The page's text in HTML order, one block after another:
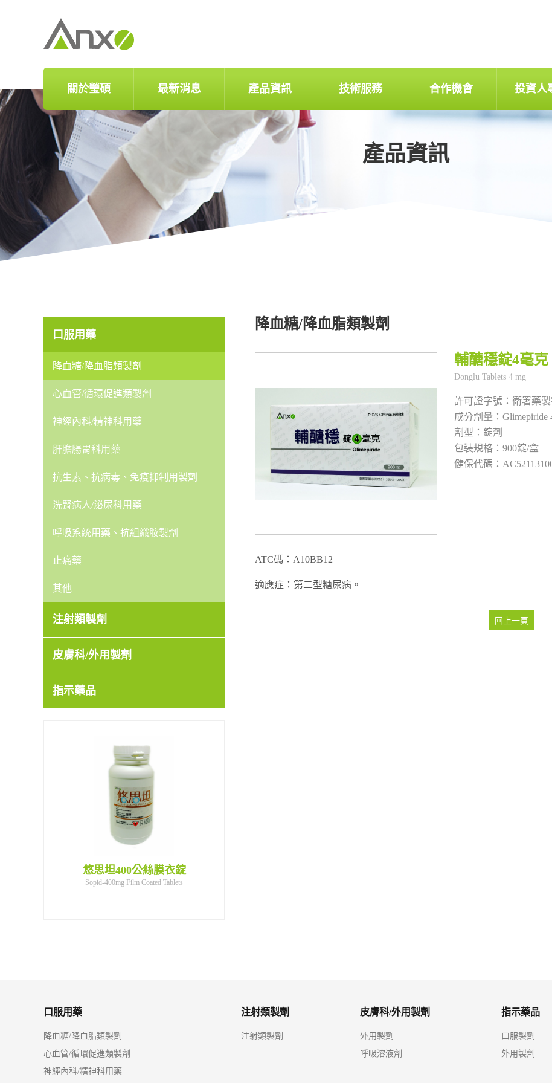
關於瑩碩 最新消息 產品資訊 技術服務 合作機會 投資人
產品資訊
口服用藥
降血糖/降血脂類製劑
心血管/循環促進類製劑
神經內科/精神科用藥
肝膽腸胃科用藥
抗生素、抗病毒、免疫抑制用製劑
洗腎病人/泌尿科用藥
呼吸系統用藥、抗組織胺製劑
止痛藥
其他
注射類製劑
皮膚科/外用製劑
指示藥品
悠思坦400公絲膜衣錠
降血糖/降血脂類製劑
輔醣穩錠4毫克
衛署藥製
Glimepiride
錠劑
900錠/盒
ATC碼：A10BB12
適應症：第二型糖尿病。
回上一頁
口服用藥
降血糖/降血脂類製劑
心血管/循環促進類製劑
神經內科/精神科用藥
注射類製劑
注射類製劑
皮膚科/外用製劑
外用製劑
呼吸溶液劑
指示藥品
口服製劑
外用製劑